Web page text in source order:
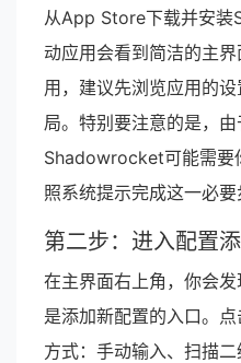
从App Store下载并安
动应用会看到简洁的主
用，建议先浏览应用的
局。特别要注意的是，由
Shadowrocket可能需要
照系统提示完成这一必要
第二步：进入配置
在主界面右上角，你会
是添加新配置的入口。
方式：手动输入、扫描